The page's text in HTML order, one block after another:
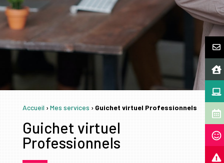
Accueil›Mes services›Guichet virtuel Professionnels
Guichet virtuel
Professionnels